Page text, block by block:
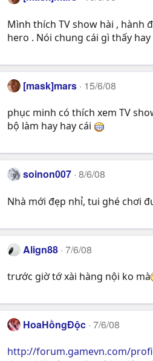
Mình thích TV show hài , hành
hero . Nói chung cái gì thấy
[mask]mars 15/6/08
phục minh có thích xem TV
bộ làm hay hay cái
soinon007 8/6/08
Nhà mới đẹp nhỉ, tui ghé chơi
Align88 7/6/08
trước giờ tớ xài hàng nội ko mà
HoaHồngĐộc 7/6/08
http://forum.gamevn.com/